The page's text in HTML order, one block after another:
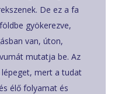
De ez a fa
gyökerezve,
van, úton,
mutatja be. Az
mert a tudat
élő folyamat és